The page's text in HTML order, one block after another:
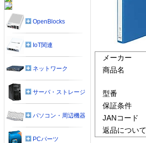
メーカー
商品名
型番
保証条件
JANコード
返品について
OpenBlocks
IoT関連
ネットワーク
サーバ・ストレージ
パソコン・周辺機器
PCパーツ